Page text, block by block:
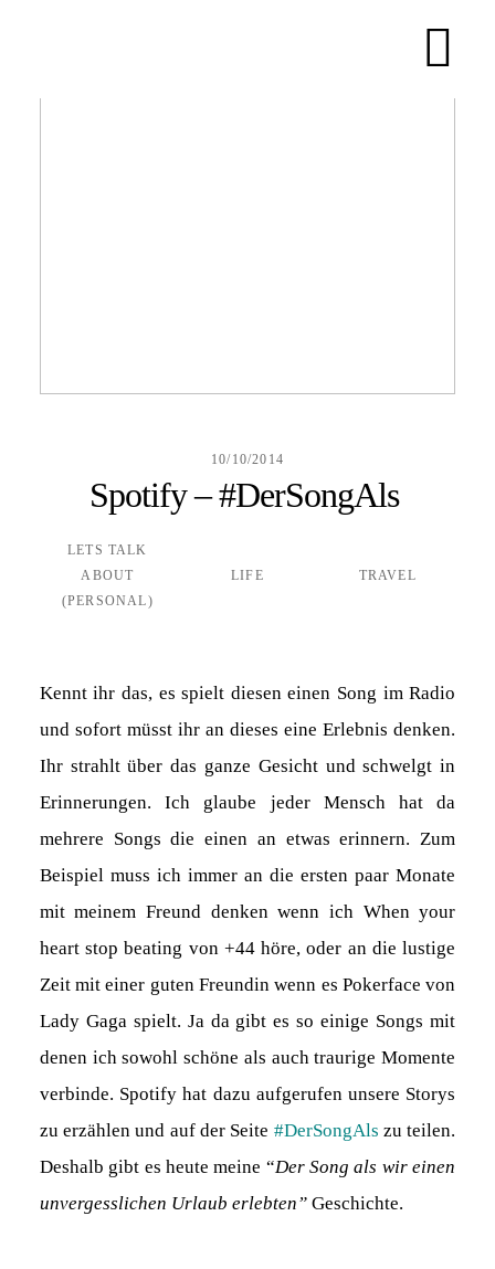
KONTAKT
10/10/2014
Spotify – #DerSongAls
LETS TALK
ABOUT
(PERSONAL)
LIFE TRAVEL
Kennt ihr das, es spielt diesen einen Song im Radio
und sofort müsst ihr an dieses eine Erlebnis denken.
Ihr strahlt über das ganze Gesicht und schwelgt in
Erinnerungen. Ich glaube jeder Mensch hat da
mehrere Songs die einen an etwas erinnern. Zum
Beispiel muss ich immer an die ersten paar Monate
mit meinem Freund denken wenn ich When your
heart stop beating von +44 höre, oder an die lustige
Zeit mit einer guten Freundin wenn es Pokerface von
Lady Gaga spielt. Ja da gibt es so einige Songs mit
denen ich sowohl schöne als auch traurige Momente
verbinde. Spotify hat dazu aufgerufen unsere Storys
zu erzählen und auf der Seite #DerSongAls zu teilen.
Deshalb gibt es heute meine “Der Song als wir einen
unvergesslichen Urlaub erlebten”Geschichte.